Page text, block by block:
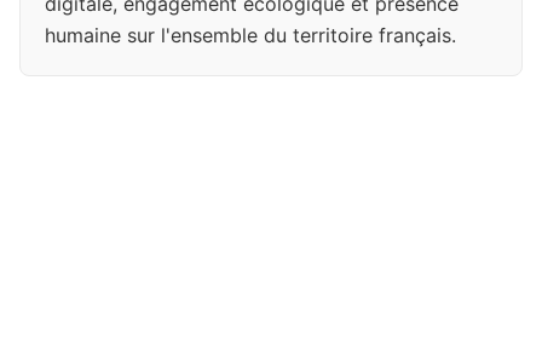
humaine sur l'ensemble du territoire français.